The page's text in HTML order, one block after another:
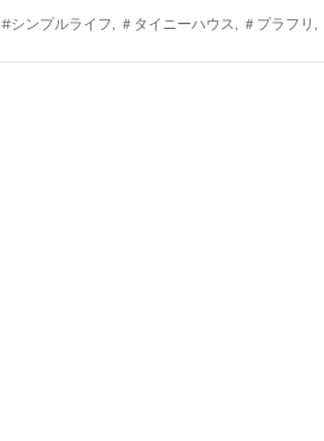
,#シンプルライフ ＃タイニーハウス ＃プラフリ